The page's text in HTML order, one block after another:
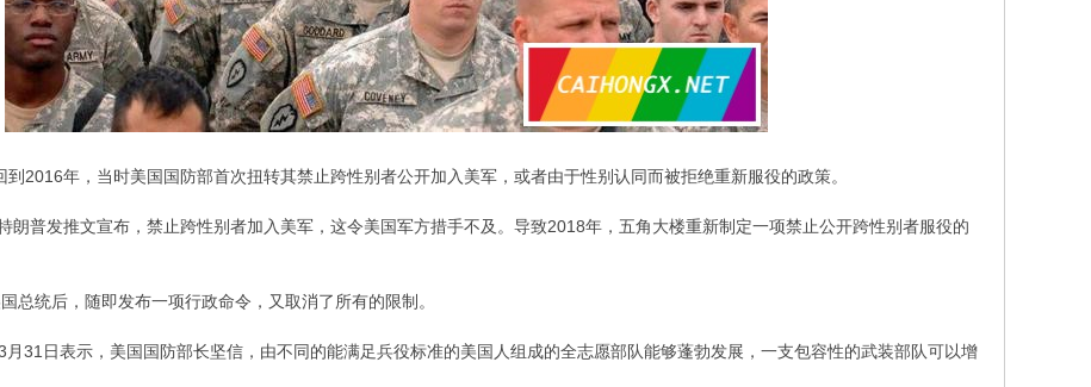
2016年，当时美国国防部首次扭转其禁止跨性别者公开加入美军，或者由于性别认同而被拒绝重新服役的政策。
朗普发推文宣布，禁止跨性别者加入美军，这令美国军方措手不及。导致2018年，五角大楼重新制定一项禁止公开跨性别者服役的
总统后，随即发布一项行政命令，又取消了所有的限制。
月31日表示，美国国防部长坚信，由不同的能满足兵役标准的美国人组成的全志愿部队能够蓬勃发展，一支包容性的武装部队可以增